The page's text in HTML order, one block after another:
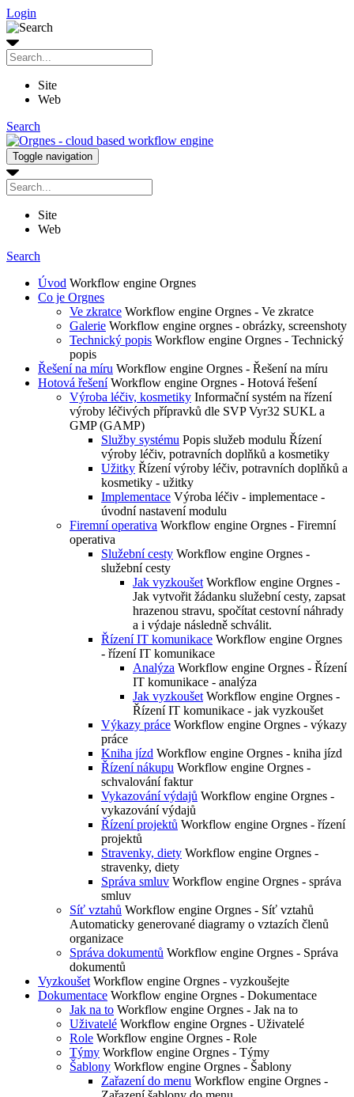
Login
Site
Web
Search
Toggle navigation
Site
Web
Search
Úvod Workflow engine Orgnes
Co je Orgnes
Ve zkratce Workflow engine Orgnes - Ve zkratce
Galerie Workflow engine orgnes - obrázky, screenshoty
Technický popis Workflow engine Orgnes - Technický
popis
Řešení na míru Workflow engine Orgnes - Řešení na míru
Hotová řešení Workflow engine Orgnes - Hotová řešení
Výroba léčiv, kosmetiky Informační systém na řízení
výroby léčivých přípravků dle SVP Vyr32 SUKL a
GMP (GAMP)
Služby systému Popis služeb modulu Řízení
výroby léčiv, potravních doplňků a kosmetiky
Užitky Řízení výroby léčiv, potravních doplňků a
kosmetiky - užitky
Implementace Výroba léčiv - implementace -
úvodní nastavení modulu
Firemní operativa Workflow engine Orgnes - Firemní
operativa
Služební cesty Workflow engine Orgnes -
služební cesty
Jak vyzkoušet Workflow engine Orgnes -
Jak vytvořit žádanku služební cesty, zapsat
hrazenou stravu, spočítat cestovní náhrady
a i výdaje následně schválit.
Řízení IT komunikace Workflow engine Orgnes
- řízení IT komunikace
Analýza Workflow engine Orgnes - Řízení
IT komunikace - analýza
Jak vyzkoušet Workflow engine Orgnes -
Řízení IT komunikace - jak vyzkoušet
Výkazy práce Workflow engine Orgnes - výkazy
práce
Kniha jízd Workflow engine Orgnes - kniha jízd
Řízení nákupu Workflow engine Orgnes -
schvalování faktur
Vykazování výdajů Workflow engine Orgnes -
vykazování výdajů
Řízení projektů Workflow engine Orgnes - řízení
projektů
Stravenky, diety Workflow engine Orgnes -
stravenky, diety
Správa smluv Workflow engine Orgnes - správa
smluv
Síť vztahů Workflow engine Orgnes - Síť vztahů
Automaticky generované diagramy o vztazích členů
organizace
Správa dokumentů Workflow engine Orgnes - Správa
dokumentů
Vyzkoušet Workflow engine Orgnes - vyzkoušejte
Dokumentace Workflow engine Orgnes - Dokumentace
Jak na to Workflow engine Orgnes - Jak na to
Uživatelé Workflow engine Orgnes - Uživatelé
Role Workflow engine Orgnes - Role
Týmy Workflow engine Orgnes - Týmy
Šablony Workflow engine Orgnes - Šablony
Zařazení do menu Workflow engine Orgnes -